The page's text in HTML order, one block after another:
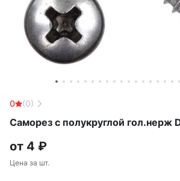
0 (0)
Саморез с полукруглой гол.нерж
от 4 ₽
Цена за шт.